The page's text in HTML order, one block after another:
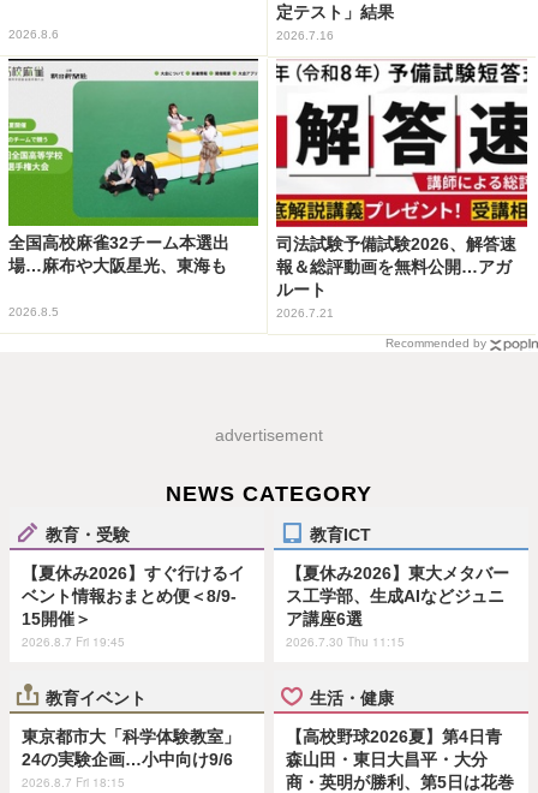
2026.8.6
定テスト」結果
2026.7.16
全国高校麻雀32チーム本選出
場…麻布や大阪星光、東海も
2026.8.5
司法試験予備試験2026、解答速
報＆総評動画を無料公開…アガ
ルート
2026.7.21
Recommended by
advertisement
NEWS CATEGORY
教育・受験
【夏休み2026】すぐ行けるイ
ベント情報おまとめ便＜8/9-
15開催＞
2026.8.7 Fri 19:45
教育ICT
【夏休み2026】東大メタバー
ス工学部、生成AIなどジュニ
ア講座6選
2026.7.30 Thu 11:15
教育イベント
東京都市大「科学体験教室」
24の実験企画…小中向け9/6
2026.8.7 Fri 18:15
生活・健康
【高校野球2026夏】第4日青
森山田・東日大昌平・大分
商・英明が勝利、第5日は花巻